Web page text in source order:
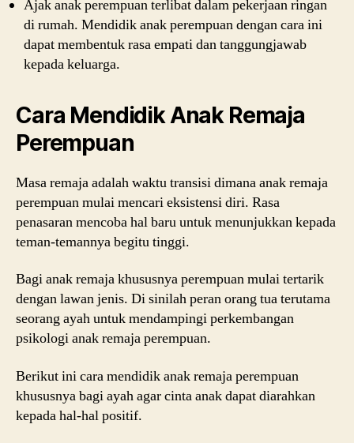
Ajak anak perempuan terlibat dalam pekerjaan ringan
di rumah. Mendidik anak perempuan dengan cara ini
dapat membentuk rasa empati dan tanggungjawab
kepada keluarga.
Cara Mendidik Anak Remaja
Perempuan
Masa remaja adalah waktu transisi dimana anak remaja
perempuan mulai mencari eksistensi diri. Rasa
penasaran mencoba hal baru untuk menunjukkan kepada
teman-temannya begitu tinggi.
Bagi anak remaja khususnya perempuan mulai tertarik
dengan lawan jenis. Di sinilah peran orang tua terutama
seorang ayah untuk mendampingi perkembangan
psikologi anak remaja perempuan.
Berikut ini cara mendidik anak remaja perempuan
khususnya bagi ayah agar cinta anak dapat diarahkan
kepada hal-hal positif.